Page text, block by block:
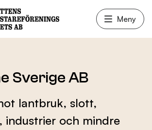
Meny
Sverige AB
lantbruk, slott,
industrier och mindre